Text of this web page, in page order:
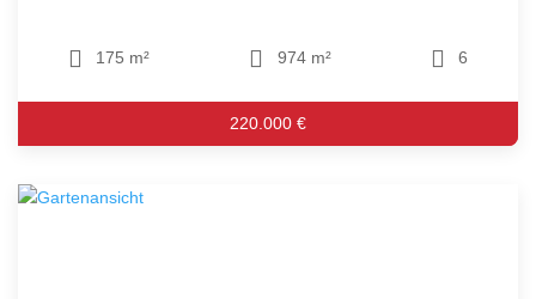
175 m² 974 m² 6
220.000 €